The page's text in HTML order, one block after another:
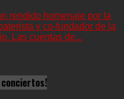
rendido homenaje por la
y co-fundador de la
Las cuentas de...